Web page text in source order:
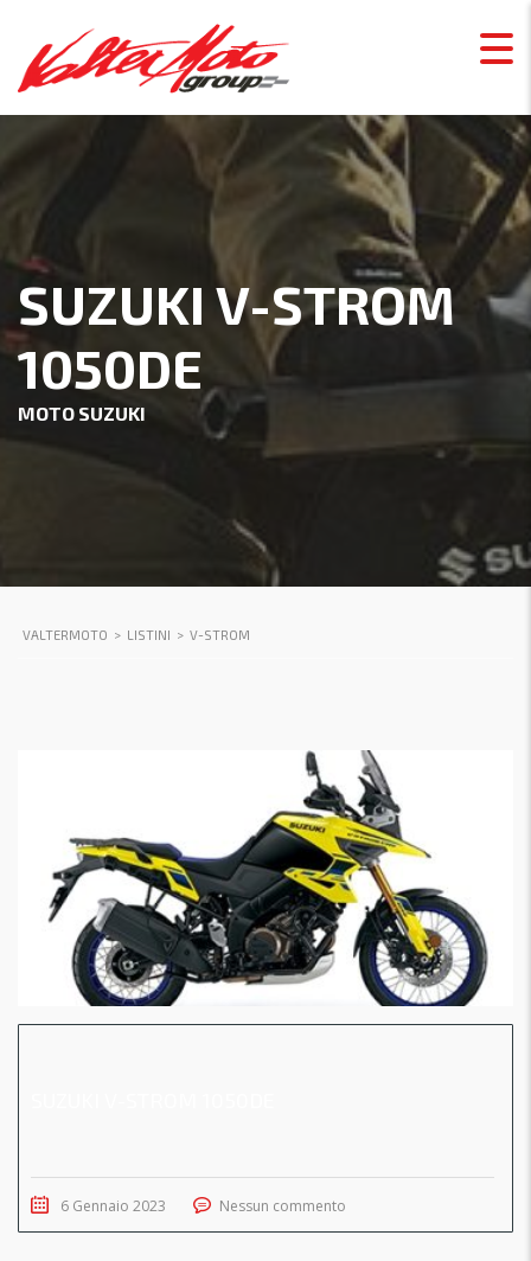
SUZUKI V-STROM
1050DE
MOTO SUZUKI
VALTERMOTO > LISTINI > V-STROM
6 Gennaio 2023 Nessun commento